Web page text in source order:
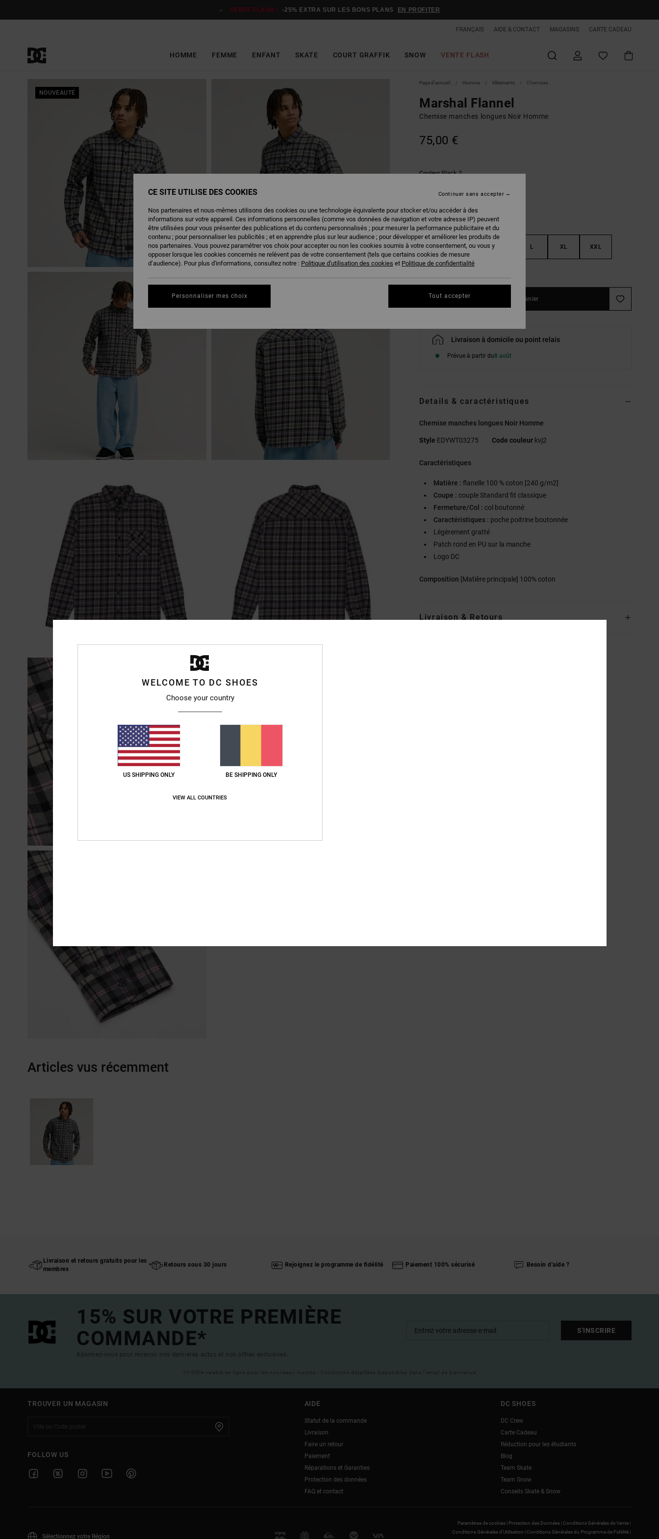
VENTE FLASH : -25% EXTRA SUR LES BONS PLANS EN PROFITER
FRANÇAIS AIDE & CONTACT MAGASINS CARTE CADEAU
HOMME FEMME ENFANT SKATE COURT GRAFFIK SNOW VENTE FLASH
NOUVEAUTÉ
Page d'accueil Homme Vêtements Chemises
Marshal Flannel
Chemise manches longues Noir Homme
75,00 €
CouleurBlack 2
XS S L XL XXL
Ajouter au panier
Livraison à domicile ou point relais
Prévue à partir du8 août
Details & caractéristiques
Chemise manches longues Noir Homme
Style EDYWT03275 Code couleur kvj2
Caractéristiques
Matière : flanelle 100 % coton [240 g/m2]
Coupe : couple Standard fit classique
Fermeture/Col : col boutonné
Caractéristiques : poche poitrine boutonnée
Légèrement gratté
Patch rond en PU sur la manche
Logo DC
Composition [Matière principale] 100% coton
Livraison & Retours
Articles vus récemment
Livraison et retours gratuits pour les
membres
Retours sous 30 jours Rejoignez le programme de fidélité Paiement 100% sécurisé Besoin d'aide ?
15% SUR VOTRE PREMIÈRE
COMMANDE*
Abonnez-vous pour recevoir nos dernières actus et nos offres exclusives.
S'INSCRIRE
(*) Offre valable en ligne pour les nouveaux inscrits - Conditions détaillées disponibles dans l'email de bienvenue
TROUVER UN MAGASIN
FOLLOW US
AIDE
Statut de la commande
Livraison
Faire un retour
Paiement
Réparations et Garanties
Protection des données
FAQ et contact
DC SHOES
DC Crew
Carte Cadeau
Réduction pour les étudiants
Blog
Team Skate
Team Snow
Conseils Skate & Snow
Sélectionnez votre Région
Paramètres de cookies | Protection des Données |Conditions Générales de Vente |
Conditions Générales d'Utilisation |Conditions Générales du Programme de Fidélité |
WELCOME TO DC SHOES
Choose your country
US SHIPPING ONLY BE SHIPPING ONLY
VIEW ALL COUNTRIES
CE SITE UTILISE DES COOKIES
Nos partenaires et nous-mêmes utilisons des cookies ou une technologie équivalente pour stocker et/ou accéder à des
informations sur votre appareil. Ces informations personnelles (comme vos données de navigation et votre adresse IP) peuvent
être utilisées pour vous présenter des publications et du contenu personnalisés ; pour mesurer la performance publicitaire et du
contenu ; pour personnaliser les publicités ; et en apprendre plus sur leur audience ; pour développer et améliorer les produits de
nos partenaires. Vous pouvez paramétrer vos choix pour accepter ou non les cookies soumis à votre consentement, ou vous y
opposer lorsque les cookies concernés ne relèvent pas de votre consentement (tels que certains cookies de mesure
d’audience). Pour plus d'informations, consultez notre : Politique d'utilisation des cookies et Politique de confidentialité
Personnaliser mes choix
Continuer sans accepter
Tout accepter